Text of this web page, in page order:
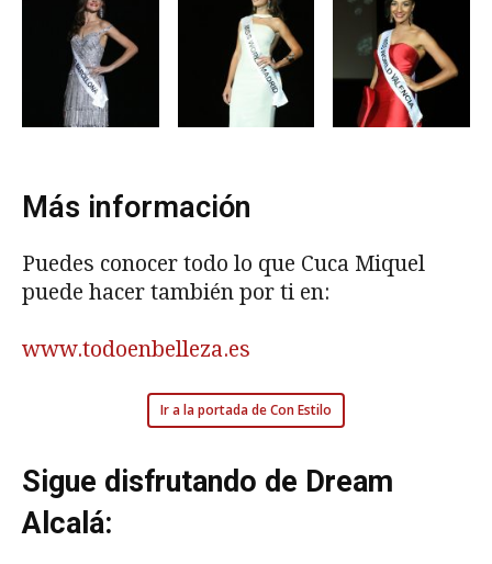
Más información
Puedes conocer todo lo que Cuca Miquel
puede hacer también por ti en:
www.todoenbelleza.es
Ir a la portada de Con Estilo
Sigue disfrutando de Dream
Alcalá: